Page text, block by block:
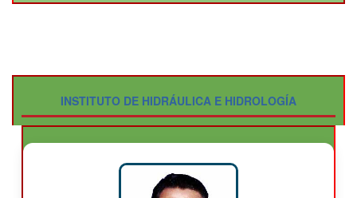
INSTITUTO DE HIDRÁULICA E HIDROLOGÍA